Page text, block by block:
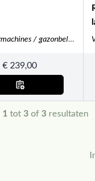
Verticuteermachines / gazonbeluchters
€ 239,00
1 tot 3 of 3 resultaten